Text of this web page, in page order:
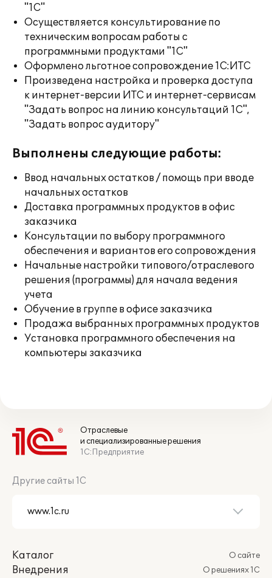
"1С"
Осуществляется консультирование по
техническим вопросам работы с
программными продуктами "1С"
Оформлено льготное сопровождение 1С:ИТС
Произведена настройка и проверка доступа
к интернет-версии ИТС и интернет-сервисам
"Задать вопрос на линию консультаций 1С",
"Задать вопрос аудитору"
Выполнены следующие работы:
Ввод начальных остатков / помощь при вводе
начальных остатков
Доставка программных продуктов в офис
заказчика
Консультации по выбору программного
обеспечения и вариантов его сопровождения
Начальные настройки типового/отраслевого
решения (программы) для начала ведения
учета
Обучение в группе в офисе заказчика
Продажа выбранных программных продуктов
Установка программного обеспечения на
компьютеры заказчика
Отраслевые
и специализированные решения
1С:Предприятие
Другие сайты 1С
Каталог
Внедрения
О сайте
О решениях 1С